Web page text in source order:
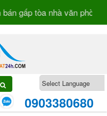
gấp tòa nhà văn phòng số
0903380680